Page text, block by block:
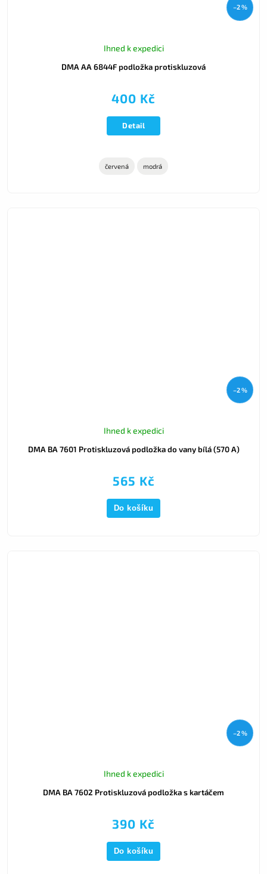
–2 %
DMA AA 6844F podložka protiskluzová
Ihned k expedici
400 Kč
Detail
červená modrá
–2 %
DMA BA 7601 Protiskluzová podložka do vany bílá (570 A)
Ihned k expedici
565 Kč
Do košíku
–2 %
DMA BA 7602 Protiskluzová podložka s kartáčem
Ihned k expedici
390 Kč
Do košíku